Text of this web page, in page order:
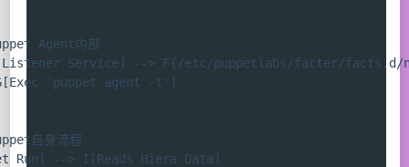
Agent内部
Service] --> F{/etc/puppetlabs/facter/facts.d/
'puppet agent -t']
自身流程
Run] --> I[Reads Hiera Data]